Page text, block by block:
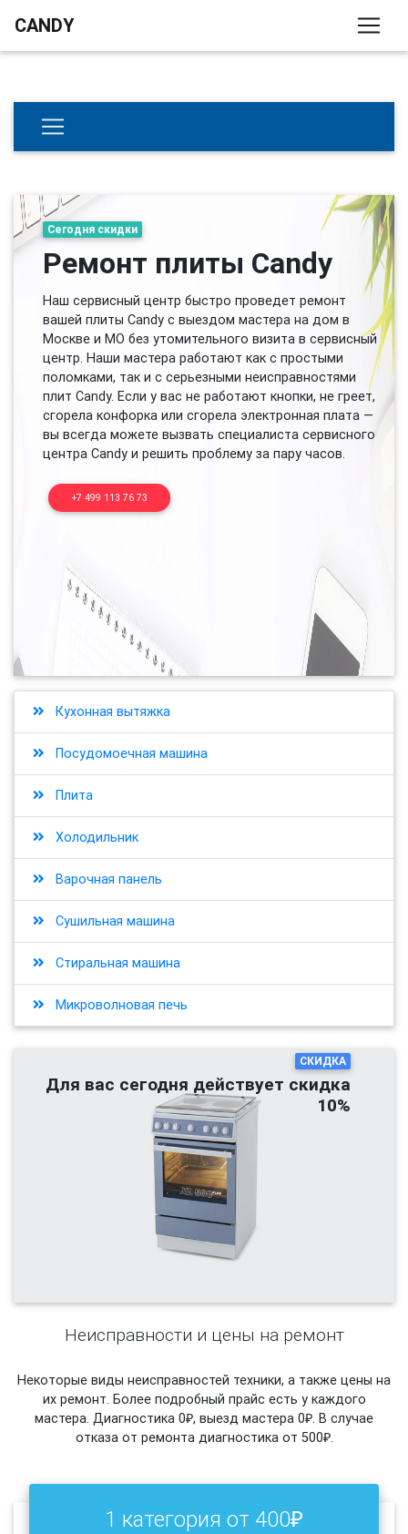
CANDY
Сегодня скидки
Ремонт плиты Candy
Наш сервисный центр быстро проведет ремонт
вашей плиты Candy с выездом мастера на дом в
Москве и МО без утомительного визита в сервисный
центр. Наши мастера работают как с простыми
поломками, так и с серьезными неисправностями
плит Candy. Если у вас не работают кнопки, не греет,
сгорела конфорка или сгорела электронная плата —
вы всегда можете вызвать специалиста сервисного
центра Candy и решить проблему за пару часов.
+7 499 113 76 73
Кухонная вытяжка
Посудомоечная машина
Плита
Холодильник
Варочная панель
Сушильная машина
Стиральная машина
Микроволновая печь
СКИДКА
Для вас сегодня действует скидка
10%
Неисправности и цены на ремонт
Некоторые виды неисправностей техники, а также цены на
их ремонт. Более подробный прайс есть у каждого
мастера. Диагностика 0₽, выезд мастера 0₽. В случае
отказа от ремонта диагностика от 500₽.
1 категория от 400₽